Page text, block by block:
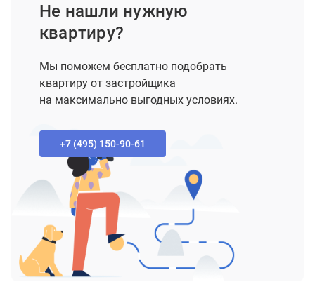
Не нашли нужную
квартиру?
Мы поможем бесплатно подобрать
квартиру от застройщика
на максимально выгодных условиях.
+7 (495) 150-90-61‬